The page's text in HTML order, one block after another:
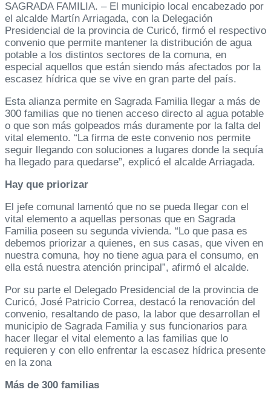
SAGRADA FAMILIA. – El municipio local encabezado por
el alcalde Martín Arriagada, con la Delegación
Presidencial de la provincia de Curicó, firmó el respectivo
convenio que permite mantener la distribución de agua
potable a los distintos sectores de la comuna, en
especial aquellos que están siendo más afectados por la
escasez hídrica que se vive en gran parte del país.
Esta alianza permite en Sagrada Familia llegar a más de
300 familias que no tienen acceso directo al agua potable
o que son más golpeados más duramente por la falta del
vital elemento. “La firma de este convenio nos permite
seguir llegando con soluciones a lugares donde la sequía
ha llegado para quedarse”, explicó el alcalde Arriagada.
Hay que priorizar
El jefe comunal lamentó que no se pueda llegar con el
vital elemento a aquellas personas que en Sagrada
Familia poseen su segunda vivienda. “Lo que pasa es
debemos priorizar a quienes, en sus casas, que viven en
nuestra comuna, hoy no tiene agua para el consumo, en
ella está nuestra atención principal”, afirmó el alcalde.
Por su parte el Delegado Presidencial de la provincia de
Curicó, José Patricio Correa, destacó la renovación del
convenio, resaltando de paso, la labor que desarrollan el
municipio de Sagrada Familia y sus funcionarios para
hacer llegar el vital elemento a las familias que lo
requieren y con ello enfrentar la escasez hídrica presente
en la zona
Más de 300 familias